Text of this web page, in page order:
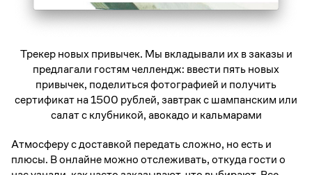
Трекер новых привычек. Мы вкладывали их в заказы и
предлагали гостям челлендж: ввести пять новых
привычек, поделиться фотографией и получить
сертификат на 1500 рублей, завтрак с шампанским или
салат с клубникой, авокадо и кальмарами
Атмосферу с доставкой передать сложно, но есть и
плюсы. В онлайне можно отслеживать, откуда гости о